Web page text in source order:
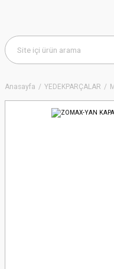
Anasayfa YEDEKPARÇALAR